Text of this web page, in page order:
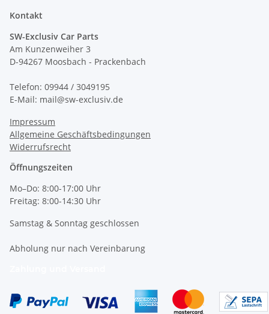
Kontakt
SW-Exclusiv Car Parts
Am Kunzenweiher 3
D-94267 Moosbach - Prackenbach
Telefon: 09944 / 3049195
E-Mail: mail@sw-exclusiv.de
Impressum
Allgemeine Geschäftsbedingungen
Widerrufsrecht
Öffnungszeiten
Mo–Do: 8:00-17:00 Uhr
Freitag: 8:00-14:30 Uhr
Samstag & Sonntag geschlossen
Abholung nur nach Vereinbarung